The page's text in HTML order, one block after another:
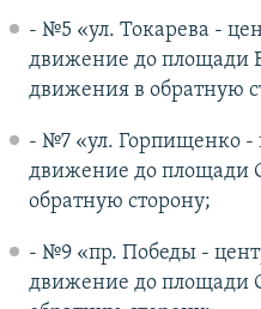
- №5 «ул. Токарева -
движение до площади
движения в обратную
- №7 «ул. Горпищенко -
движение до площади
обратную сторону;
- №9 «пр. Победы -
движение до площади